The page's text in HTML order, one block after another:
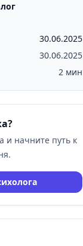
30.06.2025
30.06.2025
2 мин
и начните путь к